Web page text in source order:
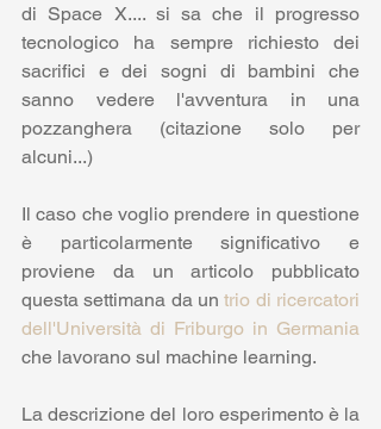
di Space X.... si sa che il progresso
tecnologico ha sempre richiesto dei
sacrifici e dei sogni di bambini che
sanno vedere l'avventura in una
pozzanghera (citazione solo per
alcuni...)
Il caso che voglio prendere in questione
è particolarmente significativo e
proviene da un articolo pubblicato
questa settimana da un trio di ricercatori
dell'Università di Friburgo in Germania
che lavorano sul machine learning.
La descrizione del loro esperimento è la